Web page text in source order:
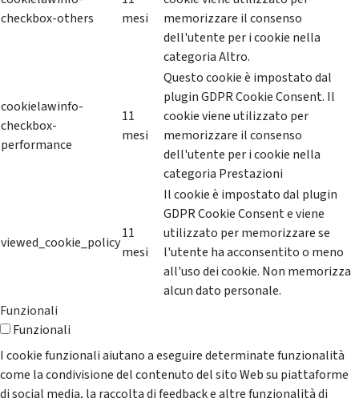
checkbox-others
mesi
memorizzare il consenso
dell'utente per i cookie nella
categoria Altro.
cookielawinfo-
checkbox-
performance
11
mesi
Questo cookie è impostato dal
plugin GDPR Cookie Consent. Il
cookie viene utilizzato per
memorizzare il consenso
dell'utente per i cookie nella
categoria Prestazioni
viewed_cookie_policy
11
mesi
Il cookie è impostato dal plugin
GDPR Cookie Consent e viene
utilizzato per memorizzare se
l'utente ha acconsentito o meno
all'uso dei cookie. Non memorizza
alcun dato personale.
Funzionali
Funzionali
I cookie funzionali aiutano a eseguire determinate funzionalità
come la condivisione del contenuto del sito Web su piattaforme
di social media, la raccolta di feedback e altre funzionalità di